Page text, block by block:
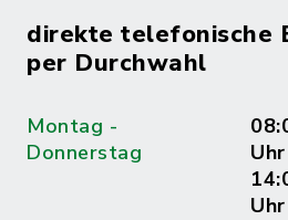
direkte telefonische
per Durchwahl
Montag -
Donnerstag
Uhr
Uhr